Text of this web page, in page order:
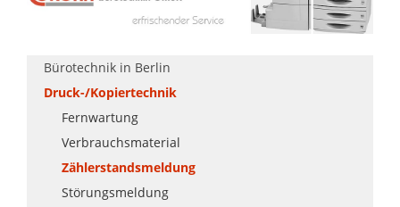
Bürotechnik in Berlin
Druck-/Kopiertechnik
Fernwartung
Verbrauchsmaterial
Zählerstandsmeldung
Störungsmeldung